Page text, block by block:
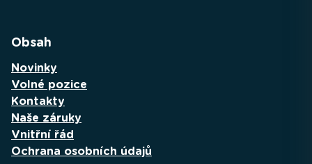
Obsah
Novinky
Volné pozice
Kontakty
Naše záruky
Vnitřní řád
Ochrana osobních údajů